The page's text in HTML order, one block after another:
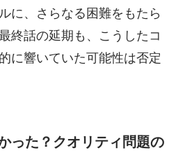
に、さらなる困難をもたら
終話の延期も、こうしたコ
に響いていた可能性は否定
った？クオリティ問題の